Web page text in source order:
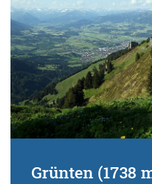
Grünten (1738